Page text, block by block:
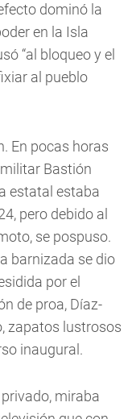
dominó la
en la Isla
“al bloqueo y el
al pueblo
En pocas horas
Bastión
estatal estaba
pero debido al
se pospuso.
barnizada se dio
por el
de proa, Díaz-
zapatos lustrosos
inaugural.
miraba